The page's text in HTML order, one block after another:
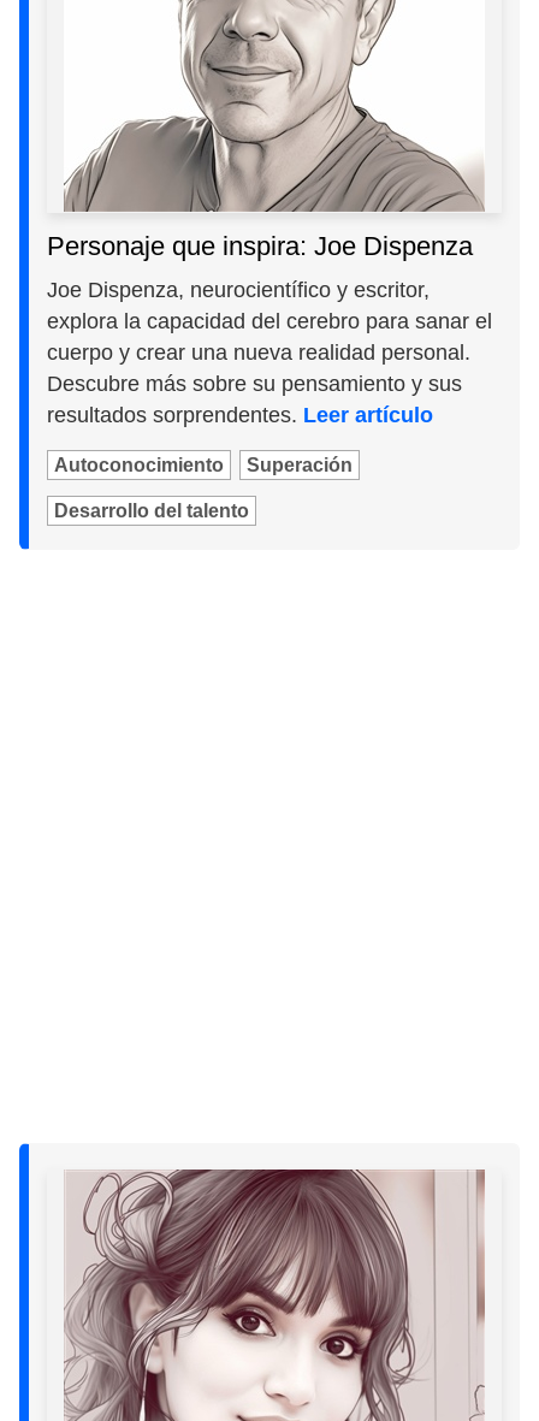
Personaje que inspira: Joe Dispenza
Joe Dispenza, neurocientífico y escritor,
explora la capacidad del cerebro para sanar el
cuerpo y crear una nueva realidad personal.
Descubre más sobre su pensamiento y sus
resultados sorprendentes. Leer artículo
Autoconocimiento Superación
Desarrollo del talento